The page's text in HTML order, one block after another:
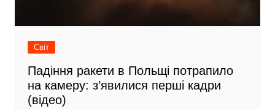
Світ
Падіння ракети в Польщі потрапило
на камеру: з’явилися перші кадри
(відео)